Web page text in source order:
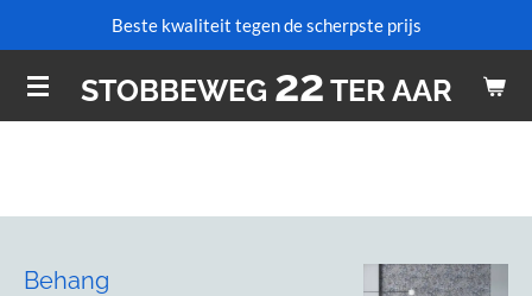
naar
de
STOBBEWEG 22 TER AAR
Beste kwaliteit tegen de scherpste prijs
Behang